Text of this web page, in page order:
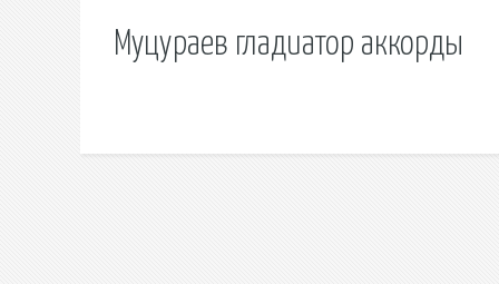
Муцураев гладиатор аккорды